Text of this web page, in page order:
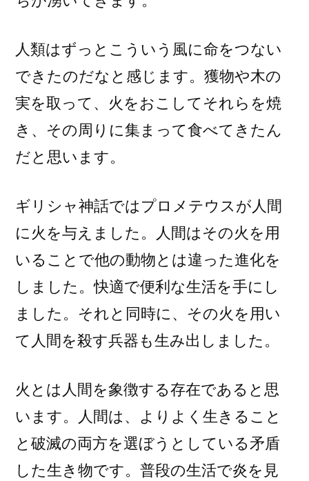
人類はずっとこういう風に命をつない
できたのだなと感じます。獲物や木の
実を取って、火をおこしてそれらを焼
き、その周りに集まって食べてきたん
だと思います。
ギリシャ神話ではプロメテウスが人間
に火を与えました。人間はその火を用
いることで他の動物とは違った進化を
しました。快適で便利な生活を手にし
ました。それと同時に、その火を用い
て人間を殺す兵器も生み出しました。
火とは人間を象徴する存在であると思
います。人間は、よりよく生きること
と破滅の両方を選ぼうとしている矛盾
した生き物です。普段の生活で炎を見